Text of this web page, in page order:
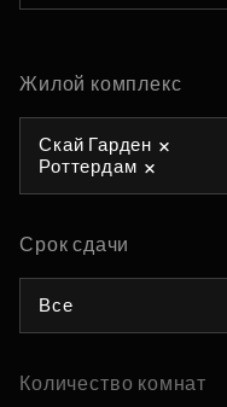
Жилой комплекс
Скай Гарден
Роттердам
Срок сдачи
Все
Количество комнат